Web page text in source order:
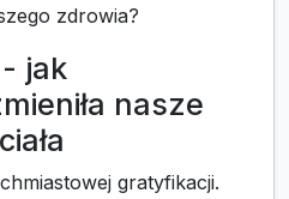
zdrowia?
jak
nasze
gratyfikacji.